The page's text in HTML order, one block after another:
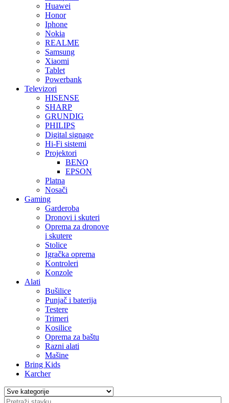
Huawei
Honor
Iphone
Nokia
REALME
Samsung
Xiaomi
Tablet
Powerbank
Televizori
HISENSE
SHARP
GRUNDIG
PHILIPS
Digital signage
Hi-Fi sistemi
Projektori
BENQ
EPSON
Platna
Nosači
Gaming
Garderoba
Dronovi i skuteri
Oprema za dronove
i skutere
Stolice
Igračka oprema
Kontroleri
Konzole
Alati
Bušilice
Punjač i baterija
Testere
Trimeri
Kosilice
Oprema za baštu
Razni alati
Mašine
Bring Kids
Karcher